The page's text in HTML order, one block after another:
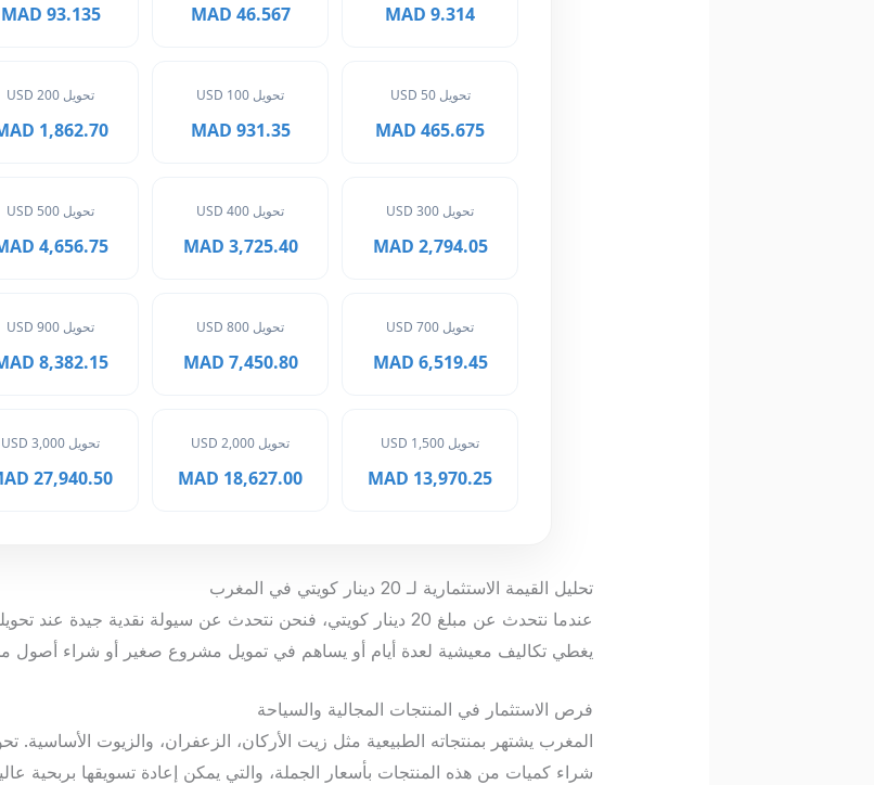
9.314 MAD
46.567 MAD
93.135 MAD
تحويل 50 USD
465.675 MAD
تحويل 100 USD
931.35 MAD
تحويل 200 USD
1,862.70 MAD
تحويل 300 USD
2,794.05 MAD
تحويل 400 USD
3,725.40 MAD
تحويل 500 USD
4,656.75 MAD
تحويل 700 USD
6,519.45 MAD
تحويل 800 USD
7,450.80 MAD
تحويل 900 USD
8,382.15 MAD
تحويل 1,500 USD
13,970.25 MAD
تحويل 2,000 USD
18,627.00 MAD
تحويل 3,000 USD
27,940.50 MAD
تحليل القيمة الاستثمارية لـ 20 دينار كويتي في المغرب
عندما نتحدث عن مبلغ 20 دينار كويتي، فنحن نتحدث عن سيولة نقدية
يغطي تكاليف معيشية لعدة أيام أو يساهم في تمويل مشروع صغير أو شراء أصول
فرص الاستثمار في المنتجات المجالية والسياحة
شراء كميات من هذه المنتجات بأسعار الجملة، والتي يمكن إعادة تسويقها بربحية